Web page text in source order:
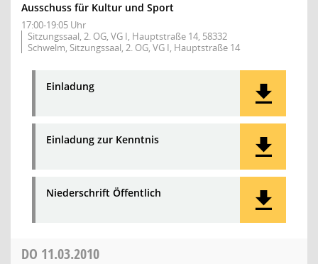
Ausschuss für Kultur und Sport
17:00-19:05 Uhr
Sitzungssaal, 2. OG, VG I, Hauptstraße 14, 58332
Schwelm, Sitzungssaal, 2. OG, VG I, Hauptstraße 14
Einladung
Einladung zur Kenntnis
Niederschrift Öffentlich
DO 11.03.2010